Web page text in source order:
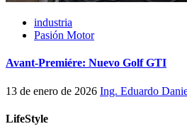
industria
Pasión Motor
Avant-Premiére: Nuevo Golf GTI
13 de enero de 2026 Ing. Eduardo
LifeStyle